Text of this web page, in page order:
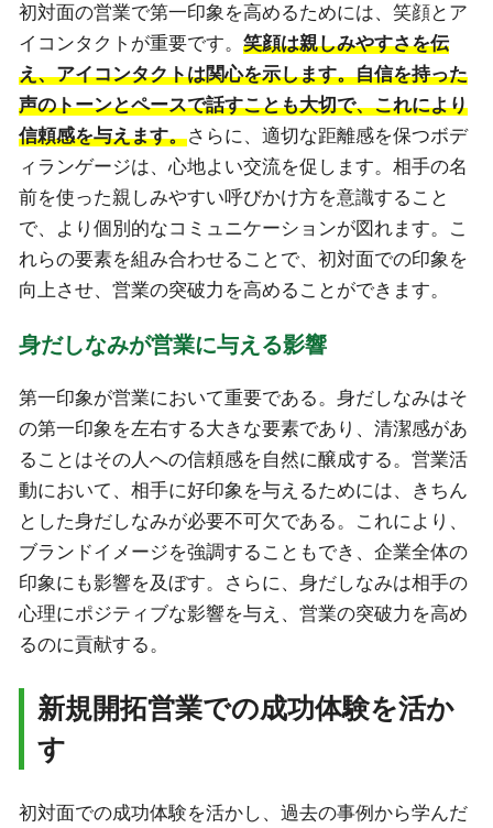
初対面の営業で第一印象を高めるためには、笑顔とア
イコンタクトが重要です。 笑顔は親しみやすさを伝
え、アイコンタクトは関心を示します。自信を持った
声のトーンとペースで話すことも大切で、これにより
信頼感を与えます。さらに、適切な距離感を保つボデ
ィランゲージは、心地よい交流を促します。相手の名
前を使った親しみやすい呼びかけ方を意識すること
で、より個別的なコミュニケーションが図れます。こ
れらの要素を組み合わせることで、初対面での印象を
向上させ、営業の突破力を高めることができます。
身だしなみが営業に与える影響
第一印象が営業において重要である。身だしなみはそ
の第一印象を左右する大きな要素であり、清潔感があ
ることはその人への信頼感を自然に醸成する。営業活
動において、相手に好印象を与えるためには、きちん
とした身だしなみが必要不可欠である。これにより、
ブランドイメージを強調することもでき、企業全体の
印象にも影響を及ぼす。さらに、身だしなみは相手の
心理にポジティブな影響を与え、営業の突破力を高め
るのに貢献する。
新規開拓営業での成功体験を活か
す
初対面での成功体験を活かし、過去の事例から学んだ